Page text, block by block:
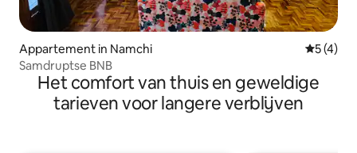
Appartement in Namchi
5 (4)
Samdruptse BNB
Het comfort van thuis en geweldige
tarieven voor langere verblijven